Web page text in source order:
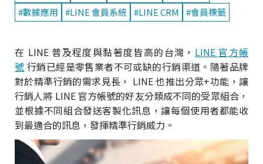
#數據應用
#LINE 會員系統 #LINE CRM #會員標籤
在 LINE 普及程度與黏著度皆高的台灣， LINE 官方帳
號 行銷已經是零售業者不可或缺的行銷渠道。隨著品牌
對於精準行銷的需求見長， LINE 也推出分眾+功能，讓
行銷人將 LINE 官方帳號的好友分類成不同的受眾組合，
並根據不同組合發送客製化訊息，讓每個使用者都能收
到最適合的訊息，發揮精準行銷威力。